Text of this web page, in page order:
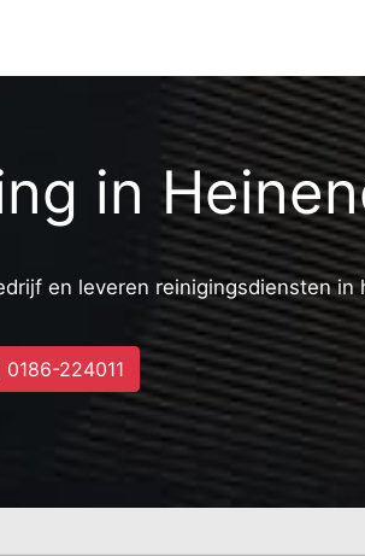
in
en leveren reinigingsdiensten in
0186-224011